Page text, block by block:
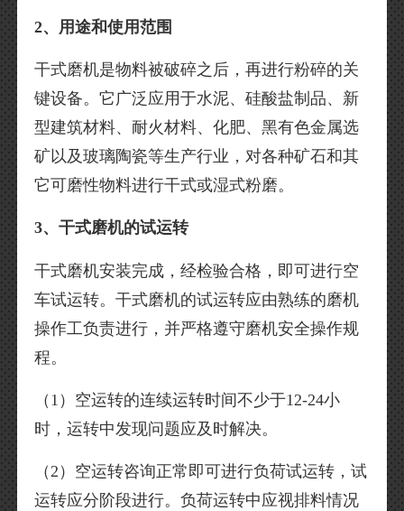
2、用途和使用范围
干式磨机是物料被破碎之后，再进行粉碎的关
键设备。它广泛应用于水泥、硅酸盐制品、新
型建筑材料、耐火材料、化肥、黑有色金属选
矿以及玻璃陶瓷等生产行业，对各种矿石和其
它可磨性物料进行干式或湿式粉磨。
3、干式磨机的试运转
干式磨机安装完成，经检验合格，即可进行空
车试运转。干式磨机的试运转应由熟练的磨机
操作工负责进行，并严格遵守磨机安全操作规
程。
（1）空运转的连续运转时间不少于12-24小
时，运转中发现问题应及时解决。
（2）空运转咨询正常即可进行负荷试运转，试
运转应分阶段进行。负荷运转中应视排料情况